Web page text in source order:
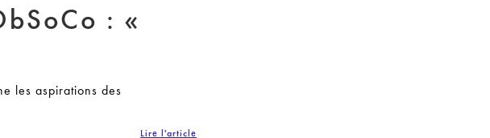
: «
les aspirations des
Lire l'article